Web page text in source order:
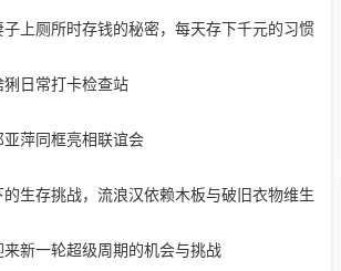
子上厕所时存钱的秘密，每天存下千元的习惯
日常打卡检查站
亚萍同框亮相联谊会
的生存挑战，流浪汉依赖木板与破旧衣物维生
新一轮超级周期的机会与挑战